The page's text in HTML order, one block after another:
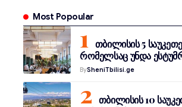
Most Popoular
თბილისის 5
რომელსაც უნდა
BySheniTbilisi.ge
თბილისის 10